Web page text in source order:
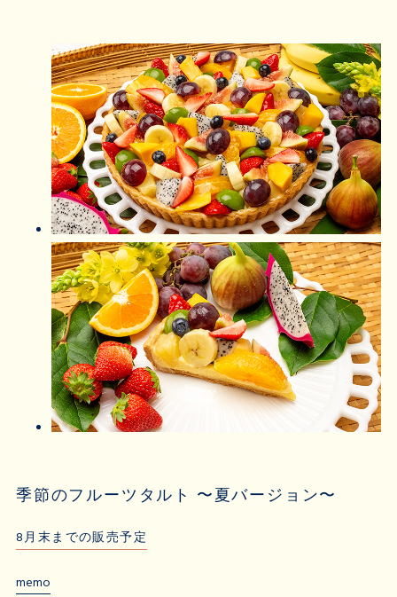
季節のフルーツタルト 〜夏バージョン〜
8月末までの販売予定
memo